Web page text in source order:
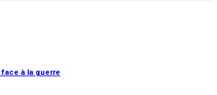
à la guerre